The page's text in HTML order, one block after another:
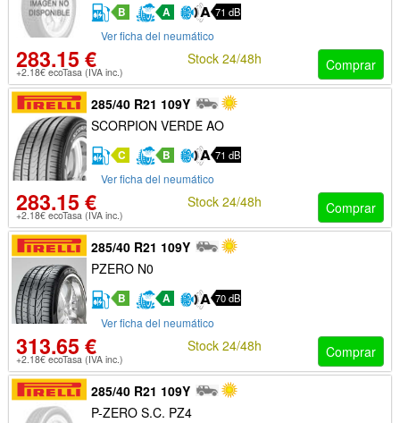
B A 71 dB
Ver ficha del neumático
283.15 €
+2.18€ ecoTasa (IVA inc.) Comprar
Stock 24/48h
285/40 R21 109Y
SCORPION VERDE AO
C B 71 dB
Ver ficha del neumático
283.15 €
+2.18€ ecoTasa (IVA inc.) Comprar
Stock 24/48h
285/40 R21 109Y
PZERO N0
B A 70 dB
Ver ficha del neumático
313.65 €
+2.18€ ecoTasa (IVA inc.) Comprar
Stock 24/48h
285/40 R21 109Y
P-ZERO S.C. PZ4